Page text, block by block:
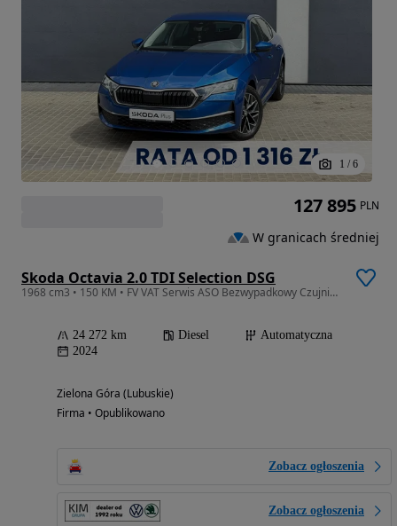
1 / 6
Skoda Octavia 2.0 TDI Selection DSG
1968 cm3 • 150 KM • FV VAT Serwis ASO Bezwypadkowy Czujniki parkowania Gwarancja
24 272 km Diesel
Automatyczna
2024
Zielona Góra (Lubuskie)
Firma • Opublikowano
Zobacz ogłoszenia
Zobacz ogłoszenia
127 895 PLN
W granicach średniej